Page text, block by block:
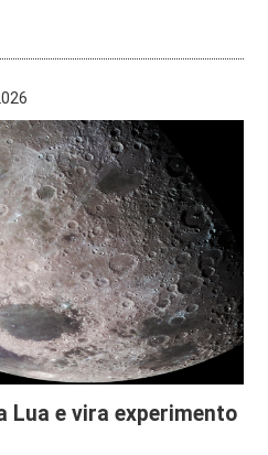
Lua e vira experimento